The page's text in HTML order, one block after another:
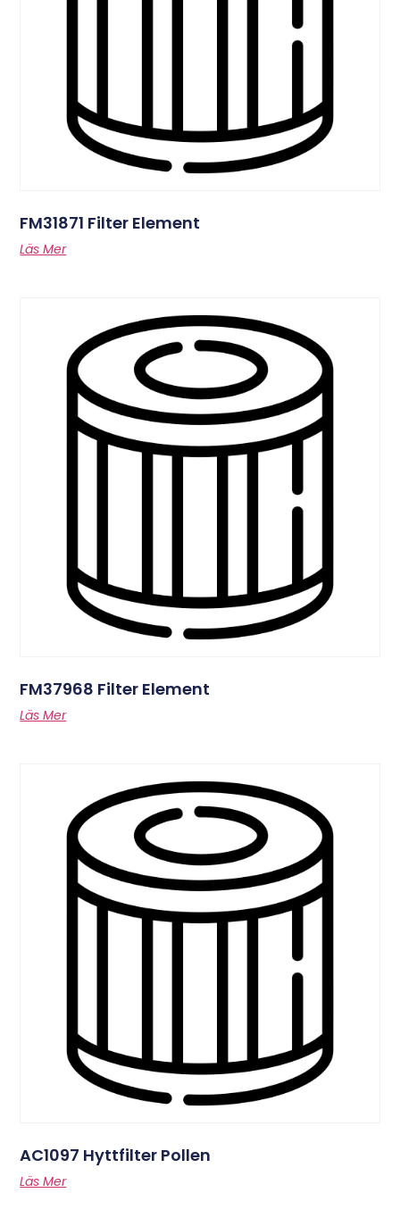
FM31871 Filter Element
Läs Mer
FM37968 Filter Element
Läs Mer
AC1097 Hyttfilter Pollen
Läs Mer